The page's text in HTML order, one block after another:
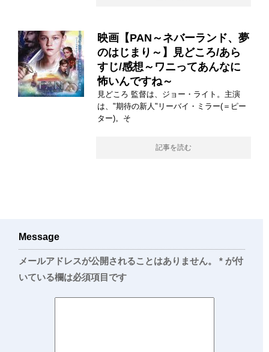
映画【PAN～ネバーランド、夢
のはじまり～】見どころ/あら
すじ/感想～ワニってあんなに
怖いんですね～
見どころ 監督は、ジョー・ライト。主演
は、"期待の新人"リーバイ・ミラー(＝ピー
ター)。そ
記事を読む
Message
メールアドレスが公開されることはありません。 * が付
いている欄は必須項目です